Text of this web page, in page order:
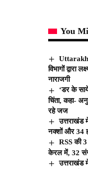
You
विभागों
नाराजगी
‘डर के
चिंता, कहा-
रहे जज
उत्तराखंड
नक्शों और 34
RSS की 3
केरल में, 32
उत्तराखंड